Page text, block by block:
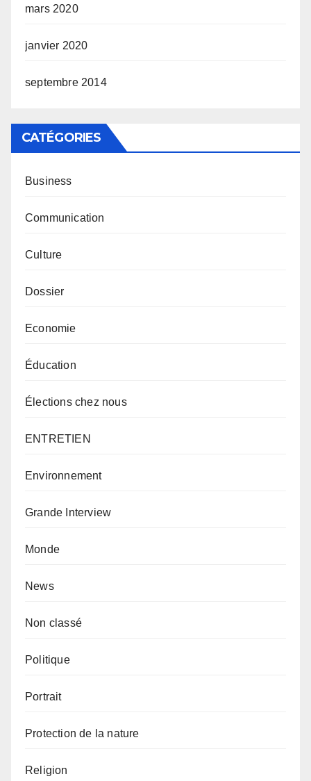
mars 2020
janvier 2020
septembre 2014
CATÉGORIES
Business
Communication
Culture
Dossier
Economie
Éducation
Élections chez nous
ENTRETIEN
Environnement
Grande Interview
Monde
News
Non classé
Politique
Portrait
Protection de la nature
Religion